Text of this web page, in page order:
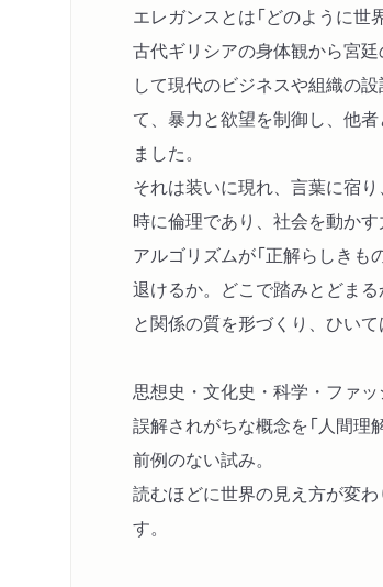
エレガンスとは「どのように世
古代ギリシアの身体観から宮
して現代のビジネスや組織の
て、暴力と欲望を制御し、他
ました。
それは装いに現れ、言葉に宿
時に倫理であり、社会を動かす
アルゴリズムが「正解らしきも
退けるか。どこで踏みとどま
と関係の質を形づくり、ひいて
思想史・文化史・科学・ファ
誤解されがちな概念を「人間理
前例のない試み。
読むほどに世界の見え方が変
す。